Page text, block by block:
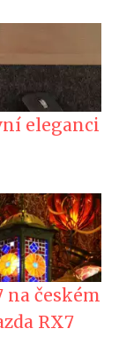
eleganci
na českém
RX7